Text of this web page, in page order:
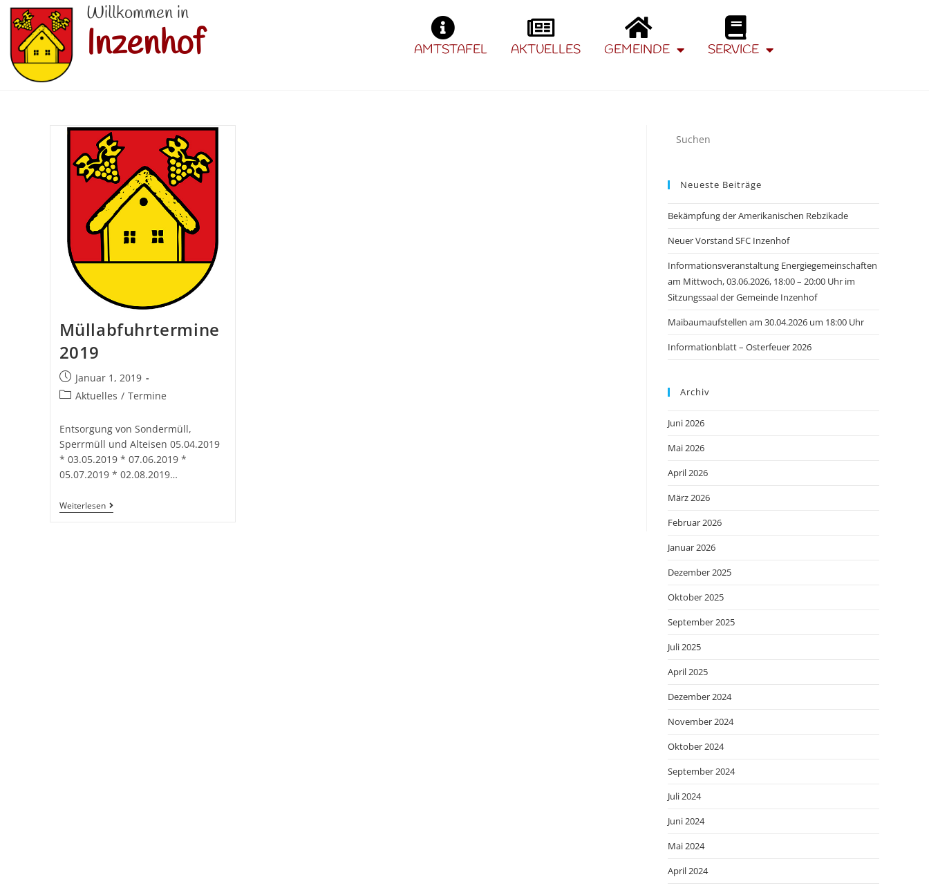
Willkommen in
Inzenhof AMTSTAFEL AKTUELLES GEMEINDE SERVICE
Müllabfuhrtermine
2019
Januar 1, 2019
Aktuelles / Termine
Entsorgung von Sondermüll,
Sperrmüll und Alteisen 05.04.2019
* 03.05.2019 * 07.06.2019 *
05.07.2019 * 02.08.2019…
Weiterlesen
Neueste Beiträge
Bekämpfung der Amerikanischen Rebzikade
Neuer Vorstand SFC Inzenhof
Informationsveranstaltung Energiegemeinschaften
am Mittwoch, 03.06.2026, 18:00 – 20:00 Uhr im
Sitzungssaal der Gemeinde Inzenhof
Maibaumaufstellen am 30.04.2026 um 18:00 Uhr
Informationblatt – Osterfeuer 2026
Archiv
Juni 2026
Mai 2026
April 2026
März 2026
Februar 2026
Januar 2026
Dezember 2025
Oktober 2025
September 2025
Juli 2025
April 2025
Dezember 2024
November 2024
Oktober 2024
September 2024
Juli 2024
Juni 2024
Mai 2024
April 2024